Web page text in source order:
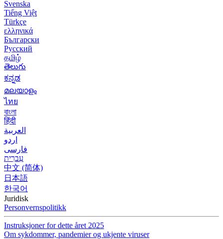
Svenska
Tiếng Việt
Türkçe
ελληνικά
Български
Русский
தமிழ்
తెలుగు
ಕನ್ನಡ
മലയാളം
ไทย
বাংলা
हिंदी
العربية
اردو
فارسی
עִברִית
中文 (简体)
日本語
한국어
Juridisk
Personvernspolitikk
Instruksjoner for dette året 2025
Om sykdommer, pandemier og ukjente viruser